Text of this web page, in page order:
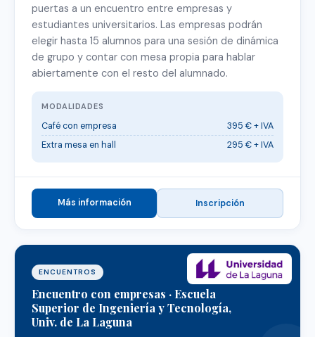
puertas a un encuentro entre empresas y
estudiantes universitarios. Las empresas podrán
elegir hasta 15 alumnos para una sesión de dinámica
de grupo y contar con mesa propia para hablar
abiertamente con el resto del alumnado.
MODALIDADES
Café con empresa
395 € + IVA
Extra mesa en hall
295 € + IVA
Más información Inscripción
ENCUENTROS
Encuentro con empresas · Escuela
Superior de Ingeniería y Tecnología,
Univ. de La Laguna